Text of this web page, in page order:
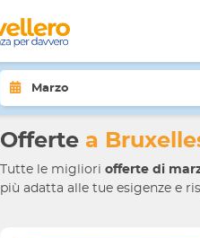
Offerte a
Tutte le migliori offerte di
più adatta alle tue esigenze e
Marzo